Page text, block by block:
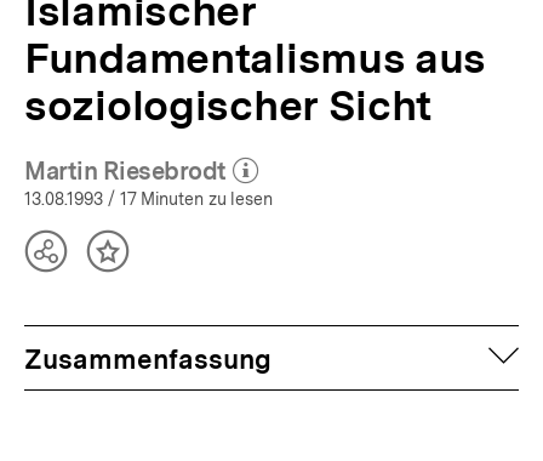
Islamischer
Fundamentalismus aus
soziologischer Sicht
Martin Riesebrodt
(Mehr zum Autor)
öffnen
13.08.1993 / 17 Minuten zu lesen
TeilenInhalt
Zusammenfassung